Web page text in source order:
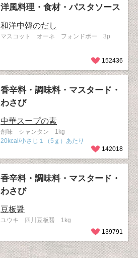
洋風料理・食材・パスタソース
和洋中韓のだし
マスコット オーネ フォンドボー 3p
152436
香辛料・調味料・マスタード・
わさび
中華スープの素
創味 シャンタン 1kg
20kcal/小さじ１（5ｇ）あたり
142018
香辛料・調味料・マスタード・
わさび
豆板醤
ユウキ 四川豆板醤 1kg
139791